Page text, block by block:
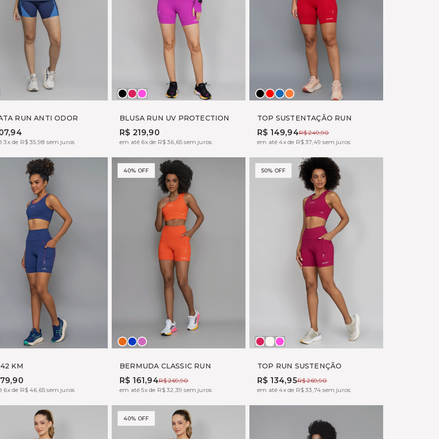
RUN ANTI ODOR
3x de R$ 35,98 sem juros
BLUSA RUN UV PROTECTION
R$ 219,90
em até 6x de R$ 36,65 sem juros
PretoBOHEME
TONIC
TOP SUSTENTAÇÃO RUN
R$ 149,94R$ 249,90
em até 4x de R$ 37,49 sem juros
PretoVermelho
MARINE
PITAYA
KM
6x de R$ 46,65 sem juros
40% OFF
BERMUDA CLASSIC RUN
R$ 161,94R$ 269,90
em até 5x de R$ 32,39 sem juros
LARANJA
PALACE
PINK
50% OFF
TOP RUN SUSTENÇÃO
R$ 134,95R$ 269,90
em até 4x de R$ 33,74 sem juros
BOHEME
OFFTONIC
40% OFF